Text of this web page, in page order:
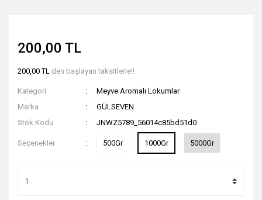
200,00 TL
200,00 TL den başlayan taksitlerle!!
Kategori
Meyve Aromalı Lokumlar
Marka
GÜLSEVEN
Stok Kodu
JNWZ5789_56014c85bd51d0
Seçenekler 500Gr 1000Gr 5000Gr